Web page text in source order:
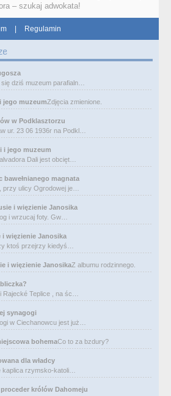
– szukaj adwokata!
| Regulamin
dziś muzeum parafialn…
jego muzeumZdjęcia zmienione.
w Podklasztorzu
ur. 23 06 1936r na Podkl…
i jego muzeum
Dali jest obcięt…
bawełnianego magnata
przy ulicy Ogrodowej je…
i więzienie Janosika
i wrzucaj foty. Gw…
i więzienie Janosika
ktoś przejrzy kiedyś…
i więzienie JanosikaZ albumu rodzinnego.
Rajecké Teplice , na śc…
synagogi
w Ciechanowcu jest już…
bohemaCo to za bzdury?
dla władcy
kaplica rzymsko-katoli…
królów Dahomeju